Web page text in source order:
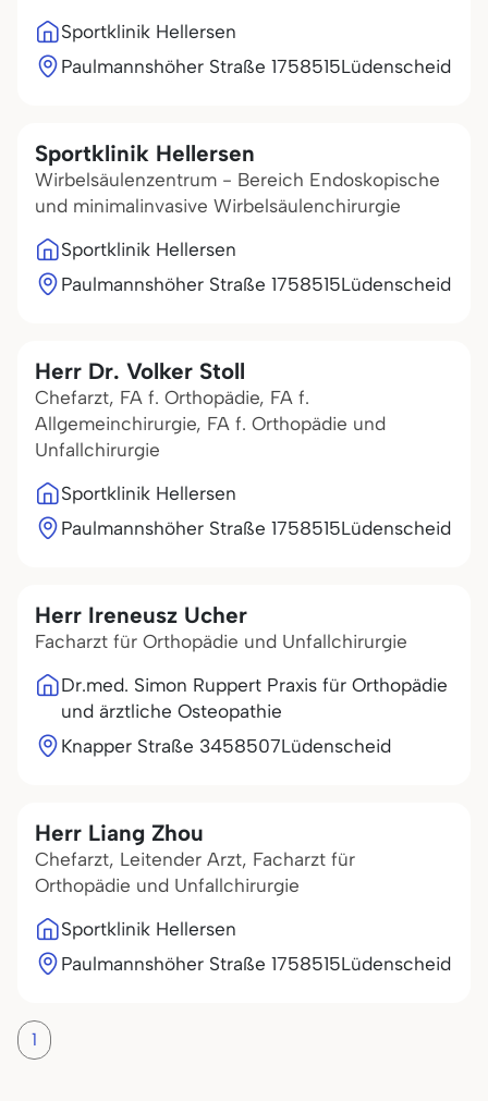
Sportklinik Hellersen
Paulmannshöher Straße 1758515Lüdenscheid
Sportklinik Hellersen
Wirbelsäulenzentrum - Bereich Endoskopische
und minimalinvasive Wirbelsäulenchirurgie
Sportklinik Hellersen
Paulmannshöher Straße 1758515Lüdenscheid
Herr Dr. Volker Stoll
Chefarzt, FA f. Orthopädie, FA f.
Allgemeinchirurgie, FA f. Orthopädie und
Unfallchirurgie
Sportklinik Hellersen
Paulmannshöher Straße 1758515Lüdenscheid
Herr Ireneusz Ucher
Facharzt für Orthopädie und Unfallchirurgie
Dr.med. Simon Ruppert Praxis für Orthopädie
und ärztliche Osteopathie
Knapper Straße 3458507Lüdenscheid
Herr Liang Zhou
Chefarzt, Leitender Arzt, Facharzt für
Orthopädie und Unfallchirurgie
Sportklinik Hellersen
Paulmannshöher Straße 1758515Lüdenscheid
1